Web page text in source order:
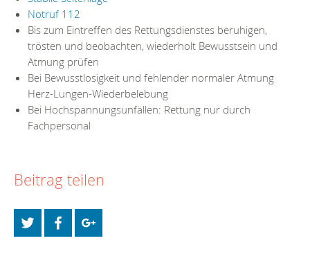
Notruf 112
Bis zum Eintreffen des Rettungsdienstes beruhigen,
trösten und beobachten, wiederholt Bewusstsein und
Atmung prüfen
Bei Bewusstlosigkeit und fehlender normaler Atmung
Herz-Lungen-Wiederbelebung
Bei Hochspannungsunfällen: Rettung nur durch
Fachpersonal
Beitrag teilen